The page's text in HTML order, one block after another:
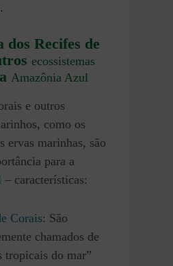
Recifes de
ecossistemas
Amazônia Azul
e outros
como os
ervas marinhas, são
para a
– características:
Corais: São
chamados de
tropicais do mar”